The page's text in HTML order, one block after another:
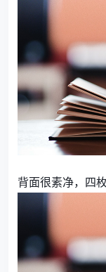
背面很素净，四